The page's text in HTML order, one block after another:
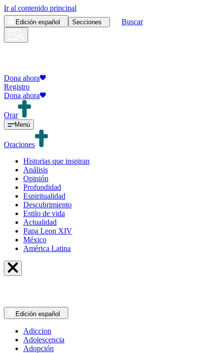
Ir al contenido principal
Edición español Secciones Buscar
Dona ahora
Registro
Dona ahora
Orar
Menú
Oraciones
Historias que inspiran
Análisis
Opinión
Profundidad
Espiritualidad
Descubrimiento
Estilo de vida
Actualidad
Papa Leon XIV
México
América Latina
Edición español
Adiccion
Adolescencia
Adopción